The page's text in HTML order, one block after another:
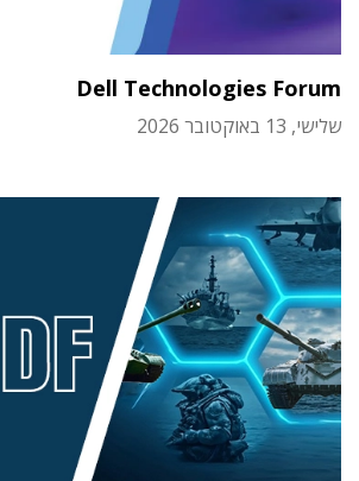
Dell Technologies Forum
שלישי, 13 באוקטובר 2026